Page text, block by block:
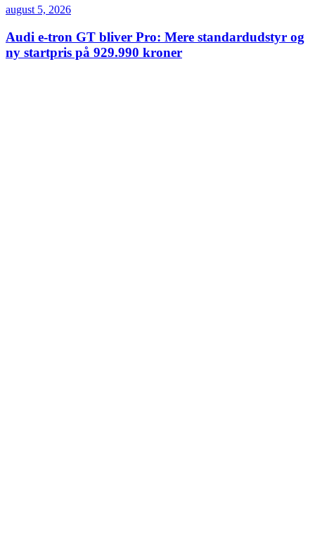
august 5, 2026
Audi e-tron GT bliver Pro: Mere standardudstyr og
ny startpris på 929.990 kroner